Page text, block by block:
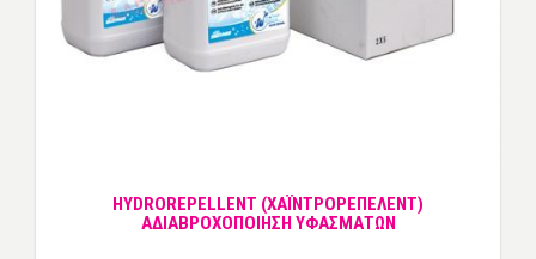
HYDROREPELLENT (XAΪΝΤΡΟΡΕΠΕΛΕΝΤ)
ΑΔΙΑΒΡΟΧΟΠΟΙΗΣΗ ΥΦΑΣΜΑΤΩΝ